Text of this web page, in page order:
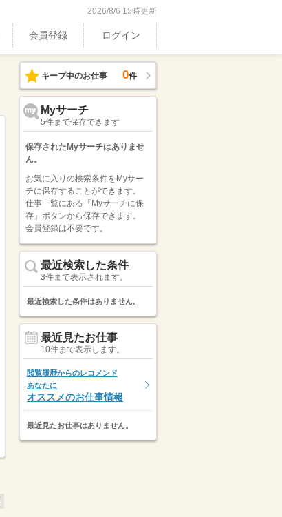
2026/8/6 15時更新
会員登録 ログイン
キープ中のお仕事 0件
Myサーチ
5件まで保存できます
保存されたMyサーチはありませ
ん。
お気に入りの検索条件をMyサー
チに保存することができます。
仕事一覧にある「Myサーチに保
存」ボタンから保存できます。
会員登録は不要です。
最近検索した条件
3件まで表示されます。
最近検索した条件はありません。
最近見たお仕事
10件まで表示します。
閲覧履歴からのレコメンド
あなたに
オススメのお仕事情報
最近見たお仕事はありません。